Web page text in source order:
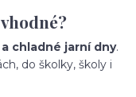
chladné jarní dny.
do školky, školy i